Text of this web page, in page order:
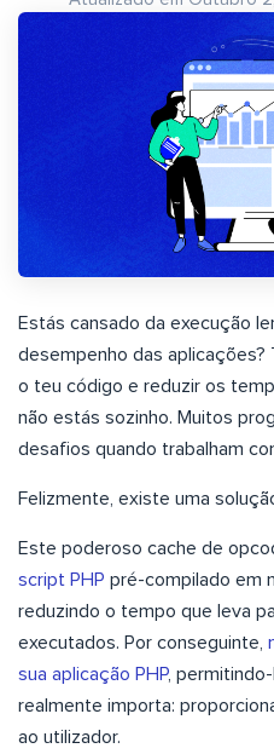
Estás cansado da execução
desempenho das aplicações?
o teu código e reduzir os
não estás sozinho. Muitos
desafios quando trabalham
Felizmente, existe uma
Este poderoso cache de
script PHP pré-compilado em
reduzindo o tempo que leva
executados. Por conseguinte,
sua aplicação PHP,
realmente importa:
ao utilizador.